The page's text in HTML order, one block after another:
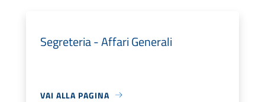
Segreteria - Affari Generali
VAI ALLA PAGINA